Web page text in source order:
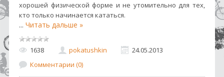
хорошей физической форме и не утомительно для тех,
кто только начинается кататься.
... Читать дальше »
1638 pokatushkin
24.05.2013
Комментарии (0)